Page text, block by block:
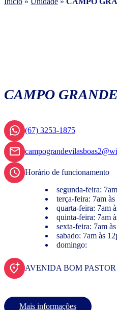
CAMPO
(67) 3253-1875
Horário de funcionamento
segunda-feira:
terça-feira: 7am
quarta-feira: 7am
quinta-feira: 7am
sexta-feira: 7am
sabado: 7am às
domingo:
AVENIDA BOM PASTOR
Mais informações